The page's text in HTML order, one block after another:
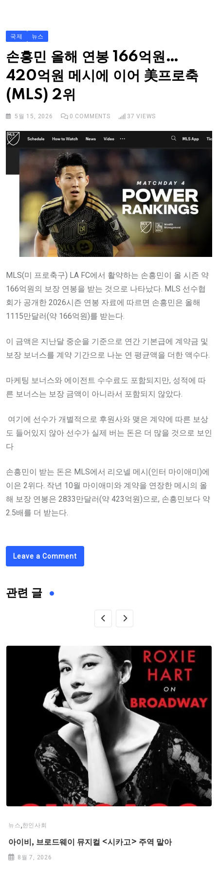
국제 뉴스
손흥민 올해 연봉 166억원…
420억원 메시에 이어 美프로축
(MLS) 2위
5월 15, 2026 0 COMMENTS 37 VIEWS
MLS(미 프로축구) LA FC에서 활약하는 손흥민이 올 시즌 약
166억원의 보장 연봉을 받는 것으로 나타났다. MLS 선수협
회가 공개한 2026시즌 연봉 자료에 따르면 손흥민은 올해
1115만달러(약 166억원)를 받는다.
이 금액은 지난달 중순을 기준으로 연간 기본급에 계약금 및
보장 보너스를 계약 기간으로 나눈 연 평균액을 더한 액수다.
마케팅 보너스와 에이전트 수수료도 포함되지만, 성적에 따
른 보너스는 보장 금액이 아니라서 포함되지 않았다.
여기에 선수가 개별적으로 후원사와 맺은 계약에 따른 보상
도 들어있지 않아 선수가 실제 버는 돈은 더 많을 것으로 보인
다
손흥민이 받는 돈은 MLS에서 리오넬 메시(인터 마이애미)에
이은 2위다. 작년 10월 마이애미와 계약을 연장한 메시의 올
해 보장 연봉은 2833만달러(약 423억원)으로, 손흥민보다 약
2.5배를 더 받는다.
Leave a Comment
관련 글
뉴스,한인사회
아이비, 브로드웨이 뮤지컬 <시카고> 주역 맡아
8월 7, 2026